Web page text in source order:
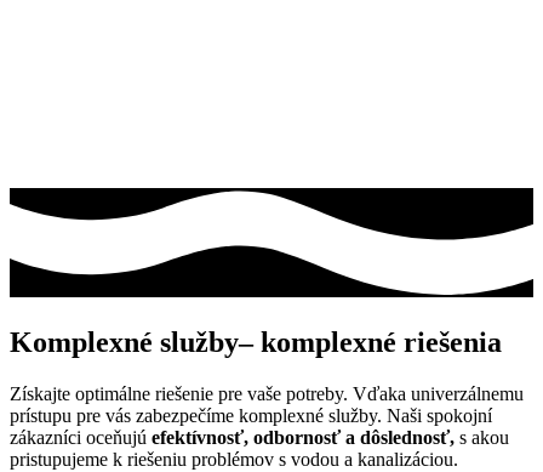
Komplexné služby– komplexné riešenia
Získajte optimálne riešenie pre vaše potreby. Vďaka univerzálnemu
prístupu pre vás zabezpečíme komplexné služby. Naši spokojní
zákazníci oceňujú efektívnosť, odbornosť a dôslednosť, s akou
pristupujeme k riešeniu problémov s vodou a kanalizáciou.